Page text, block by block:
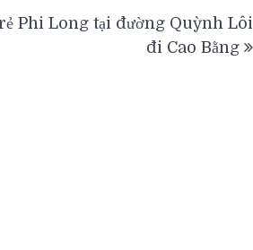
Phi Long tại đường Quỳnh Lôi
đi Cao Bằng